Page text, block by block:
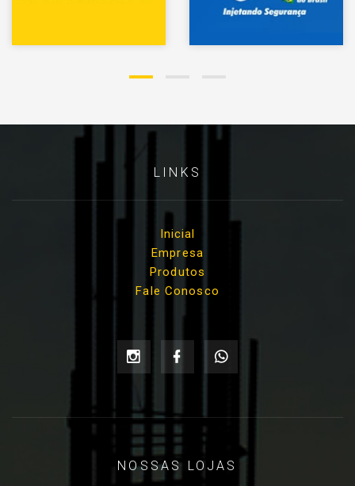
LINKS
Inicial
Empresa
Produtos
Fale Conosco
NOSSAS LOJAS